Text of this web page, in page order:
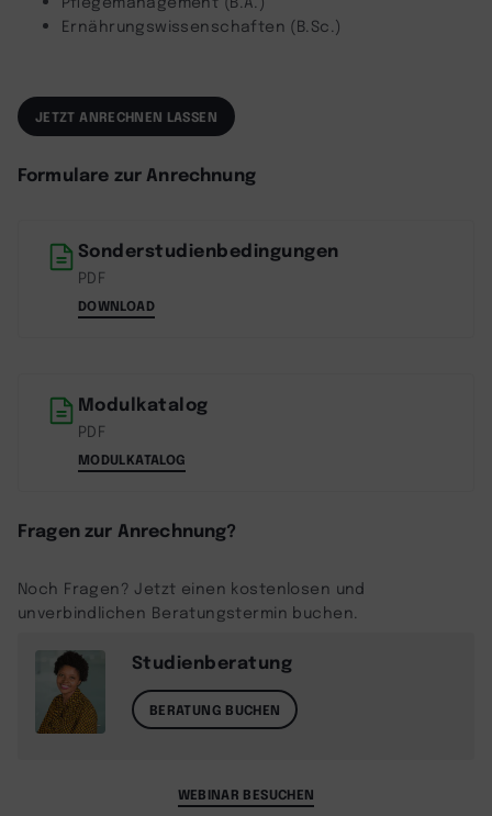
Ernährungswissenschaften (B.Sc.)
JETZT ANRECHNEN LASSEN
Formulare zur Anrechnung
Sonderstudienbedingungen
PDF
DOWNLOAD
Modulkatalog
PDF
MODULKATALOG
Fragen zur Anrechnung?
Noch Fragen? Jetzt einen kostenlosen und
unverbindlichen Beratungstermin buchen.
Studienberatung
BERATUNG BUCHEN
WEBINAR BESUCHEN